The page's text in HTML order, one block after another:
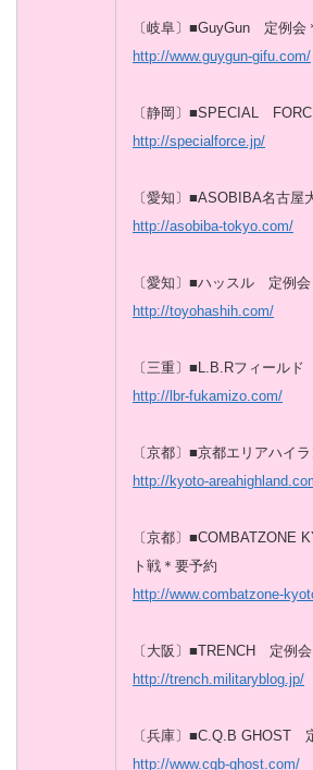
〔岐阜〕■GuyGun 定例会
http://www.guygun-gifu.com/
〔静岡〕■SPECIAL
http://specialforce.jp/
〔愛知〕■ASOBIBA名古
http://asobiba-tokyo.com/
〔愛知〕■ハッスル 定例
http://toyohashih.com/
〔三重〕■L.B.Rフィール
http://lbr-fukamizo.com/
〔京都〕■京都エリアハイ
http://kyoto-
〔京都〕■COMBATZONE
ト戦＊要予約
http://www.combatzone-
〔大阪〕■TRENCH 定例
http://trench.militaryblog.jp/
〔兵庫〕■C.Q.B GHOST
http://www.cqb-ghost.com/